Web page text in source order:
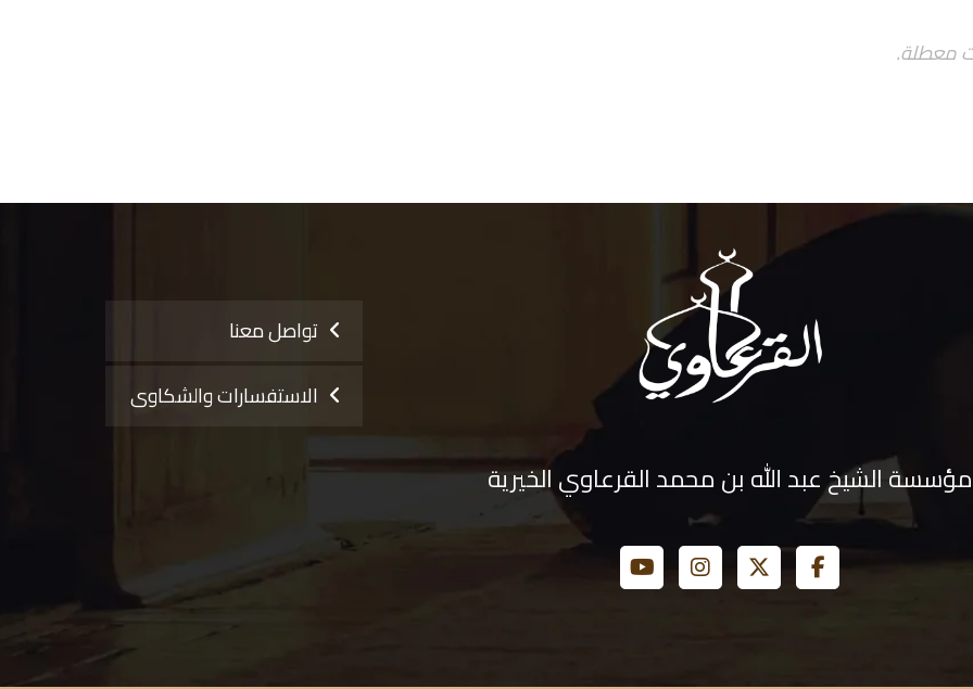
معطلة.
مؤسسة الشيخ عبد الله بن محمد القرعاوي الخيرية
تواصل معنا
الاستفسارات والشكاوى